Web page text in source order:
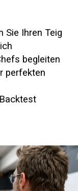
Sie Ihren Teig
begleiten
perfekten